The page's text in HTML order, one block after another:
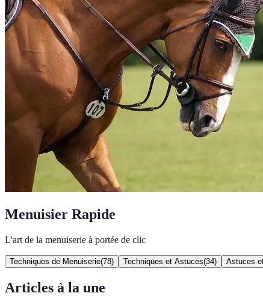
Menuisier Rapide
L'art de la menuiserie à portée de clic
Techniques de Menuiserie(78) Techniques et Astuces(34) Astuces
Articles à la une